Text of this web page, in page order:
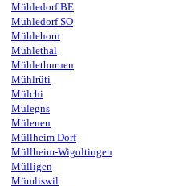
Mühledorf BE
Mühledorf SO
Mühlehorn
Mühlethal
Mühlethurnen
Mühlrüti
Mülchi
Mulegns
Mülenen
Müllheim Dorf
Müllheim-Wigoltingen
Mülligen
Mümliswil